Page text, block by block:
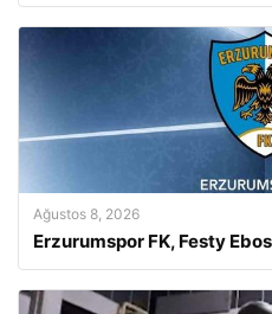
Ağustos 8, 2026
Erzurumspor FK, Festy